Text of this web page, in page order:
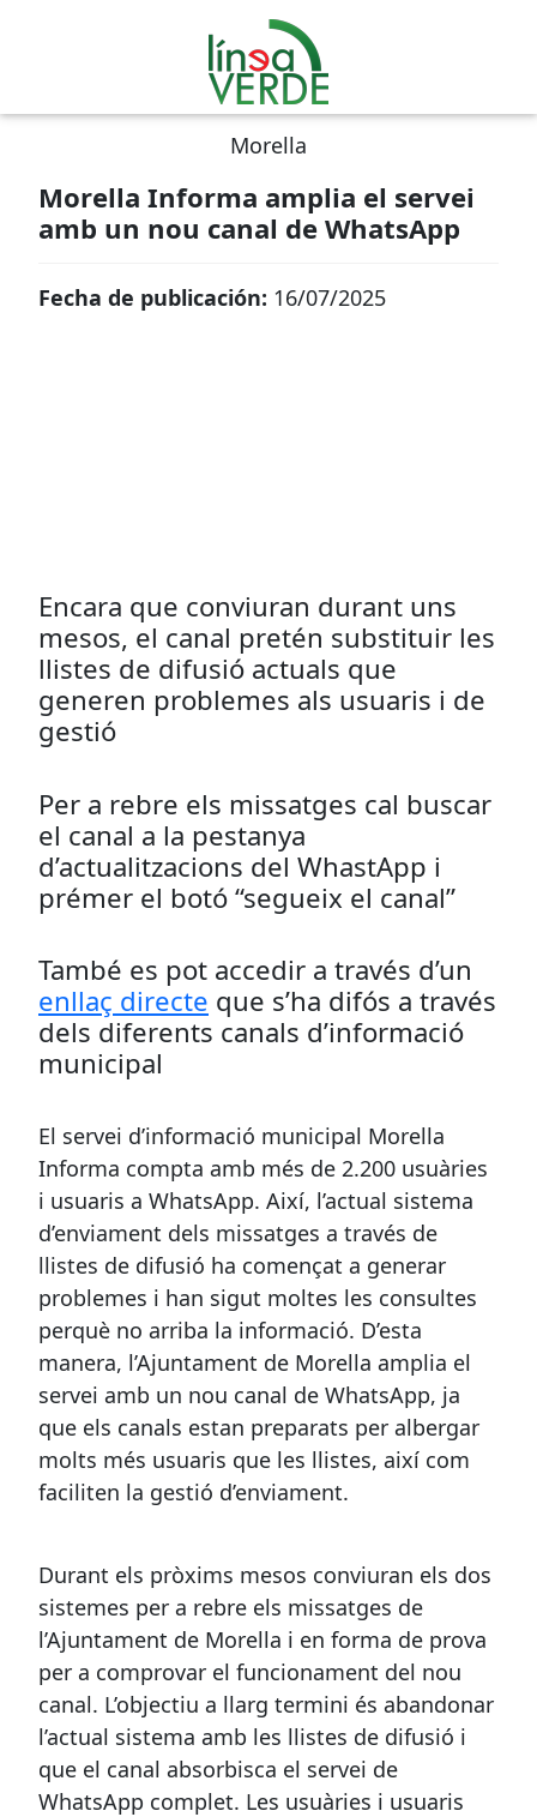
Morella
Morella Informa amplia el servei
amb un nou canal de WhatsApp
Fecha de publicación: 16/07/2025
Encara que conviuran durant uns
mesos, el canal pretén substituir les
llistes de difusió actuals que
generen problemes als usuaris i de
gestió
Per a rebre els missatges cal buscar
el canal a la pestanya
d’actualitzacions del WhastApp i
prémer el botó “segueix el canal”
També es pot accedir a través d’un
enllaç directe que s’ha difós a través
dels diferents canals d’informació
municipal
El servei d’informació municipal Morella
Informa compta amb més de 2.200 usuàries
i usuaris a WhatsApp. Així, l’actual sistema
d’enviament dels missatges a través de
llistes de difusió ha començat a generar
problemes i han sigut moltes les consultes
perquè no arriba la informació. D’esta
manera, l’Ajuntament de Morella amplia el
servei amb un nou canal de WhatsApp, ja
que els canals estan preparats per albergar
molts més usuaris que les llistes, així com
faciliten la gestió d’enviament.
Durant els pròxims mesos conviuran els dos
sistemes per a rebre els missatges de
l’Ajuntament de Morella i en forma de prova
per a comprovar el funcionament del nou
canal. L’objectiu a llarg termini és abandonar
l’actual sistema amb les llistes de difusió i
que el canal absorbisca el servei de
WhatsApp complet. Les usuàries i usuaris